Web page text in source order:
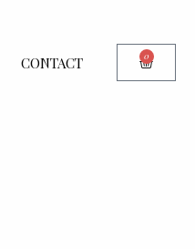
CONTACT 0